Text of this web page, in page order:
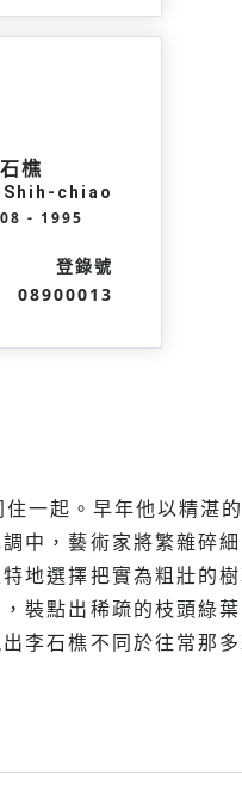
樵
Shih-chiao
- 1995
登錄號
08900013
一起。早年他以精湛
中，藝術家將繁雜碎
地選擇把實為粗壯的
裝點出稀疏的枝頭綠
李石樵不同於往常那